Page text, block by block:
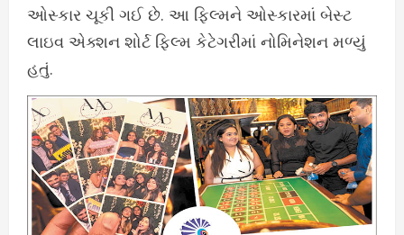
ઓસ્કાર ચૂકી ગઈ છે. આ ફિલ્મને ઓસ્કારમાં બેસ્ટ
લાઇવ એક્શન શોર્ટ ફિલ્મ કેટેગરીમાં નોમિનેશન મળ્યું
હતું.